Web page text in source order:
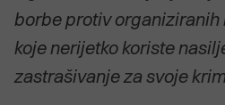
borbe protiv
koje nerijetko koriste
zastrašivanje za svoje